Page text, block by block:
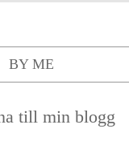
BY ME
till min blogg